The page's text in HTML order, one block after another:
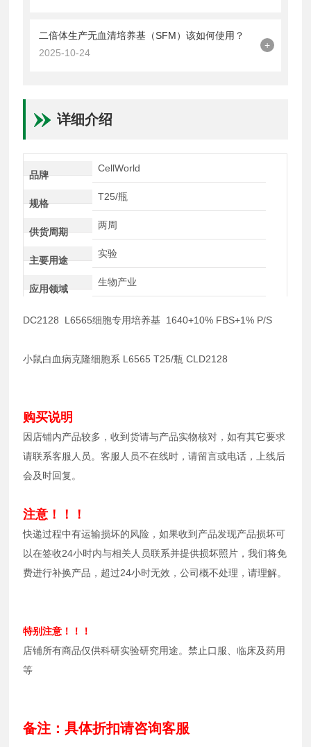
二倍体生产无血清培养基（SFM）该如何使用？
2025-10-24
+
详细介绍
品牌
CellWorld
规格
T25/瓶
供货周期
两周
主要用途
实验
应用领域
生物产业
DC2128 L6565细胞专用培养基 1640+10% FBS+1% P/S
小鼠白血病克隆细胞系 L6565 T25/瓶 CLD2128
购买说明
因店铺内产品较多，收到货请与产品实物核对，如有其它要求
请联系客服人员。客服人员不在线时，请留言或电话，上线后
会及时回复。
注意！！！
快递过程中有运输损坏的风险，如果收到产品发现产品损坏可
以在签收24小时内与相关人员联系并提供损坏照片，我们将免
费进行补换产品，超过24小时无效，公司概不处理，请理解。
特别注意！！！
店铺所有商品仅供科研实验研究用途。禁止口服、临床及药用
等
备注：具体折扣请咨询客服